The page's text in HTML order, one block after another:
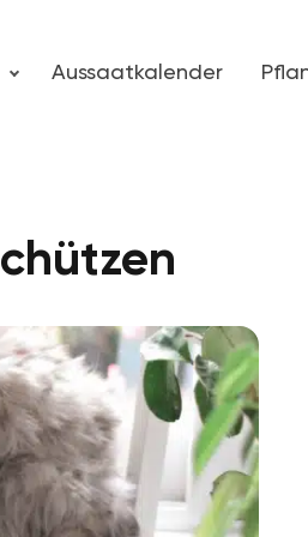
Aussaatkalender